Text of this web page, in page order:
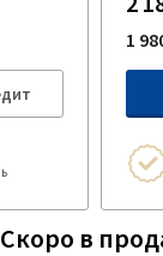
1
Скоро в